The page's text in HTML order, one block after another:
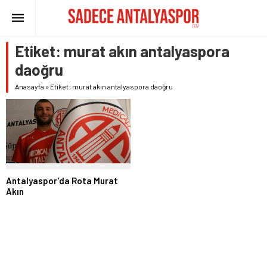
Etiket: murat akın antalyaspora
daoğru
Anasayfa » Etiket: murat akın antalyaspora daoğru
Antalyaspor’da Rota Murat
Akın